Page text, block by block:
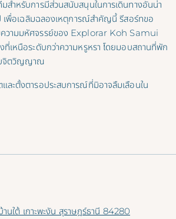
สำหรับการมีส่วนสนับสนุนในการเดินทางอันน่า
เพื่อเฉลิมฉลองเหตุการณ์สำคัญนี้ รีสอร์ทขอ
วามมหัศจรรย์ของ Explorar Koh Samui
ที่เหนือระดับกว่าความหรูหรา โดยมอบสถานที่พัก
บจิตวิญญาณ
ละตั้งตารอประสบการณ์ที่มิอาจลืมเลือนใน
านใต้ เกาะพะงัน สุราษฎร์ธานี 84280